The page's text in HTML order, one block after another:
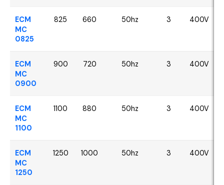
ECM
MC
0825
825 660 50hz 3 400V
ECM
MC
0900
900 720 50hz 3 400V
ECM
MC
1100
1100 880 50hz 3 400V
ECM
MC
1250
1250 1000 50hz 3 400V